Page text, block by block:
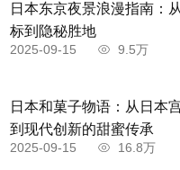
日本东京夜景浪漫指南：
标到隐秘胜地
2025-09-15 9.5万
日本和菓子物语：从日本
到现代创新的甜蜜传承
2025-09-15 16.8万